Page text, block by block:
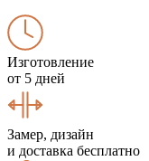
Изготовление
от 5 дней
Замер, дизайн
и доставка бесплатно